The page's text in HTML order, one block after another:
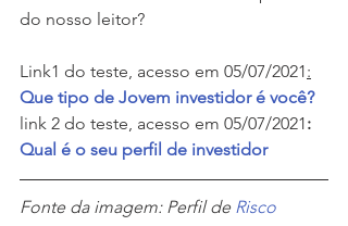
do nosso leitor?
Link1 do teste, acesso em 05/07/2021:
Que tipo de Jovem investidor é você?
link 2 do teste, acesso em 05/07/2021:
Qual é o seu perfil de investidor
Fonte da imagem: Perfil de Risco